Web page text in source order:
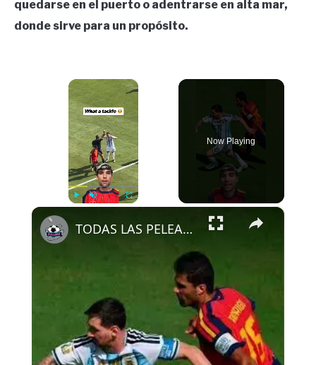
quedarse en el puerto o adentrarse en alta mar,
donde sirve para un propósito.
×
Now Playing
×
TODAS LAS PELEAS EN LA FINAL DEL MUNDIAL